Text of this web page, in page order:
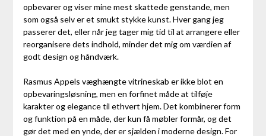
opbevarer og viser mine mest skattede genstande, men
som også selv er et smukt stykke kunst. Hver gang jeg
passerer det, eller når jeg tager mig tid til at arrangere eller
reorganisere dets indhold, minder det mig om værdien af
godt design og håndværk.
Rasmus Appels væghængte vitrineskab er ikke blot en
opbevaringsløsning, men en forfinet måde at tilføje
karakter og elegance til ethvert hjem. Det kombinerer form
og funktion på en måde, der kun få møbler formår, og det
gør det med en ynde, der er sjælden i moderne design. For